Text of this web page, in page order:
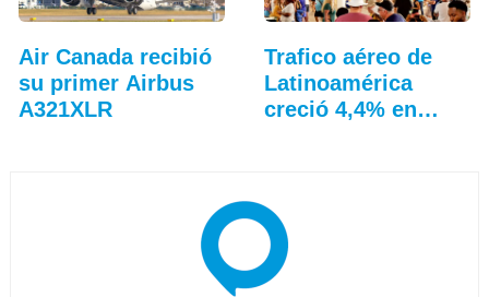
Air Canada recibió
su primer Airbus
A321XLR
Trafico aéreo de
Latinoamérica
creció 4,4% en